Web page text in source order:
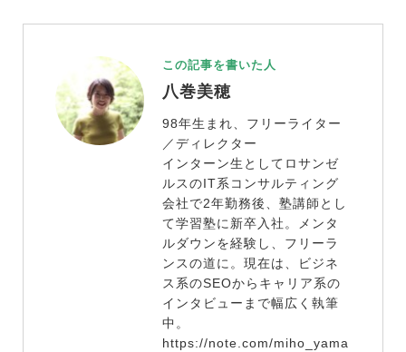
この記事を書いた人
八巻美穂
98年生まれ、フリーライター
／ディレクター
インターン生としてロサンゼ
ルスのIT系コンサルティング
会社で2年勤務後、塾講師とし
て学習塾に新卒入社。メンタ
ルダウンを経験し、フリーラ
ンスの道に。現在は、ビジネ
ス系のSEOからキャリア系の
インタビューまで幅広く執筆
中。
https://note.com/miho_yama